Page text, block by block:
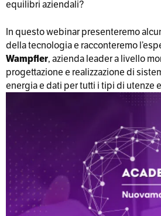
equilibri aziendali?
In questo webinar presenteremo
della tecnologia e racconteremo
Wampfler, azienda leader a livello
progettazione e realizzazione di
energia e dati per tutti i tipi di utenze